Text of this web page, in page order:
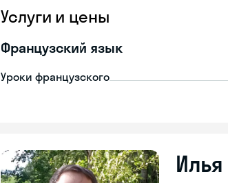
Услуги и цены
Французский язык
Уроки французского
Илья